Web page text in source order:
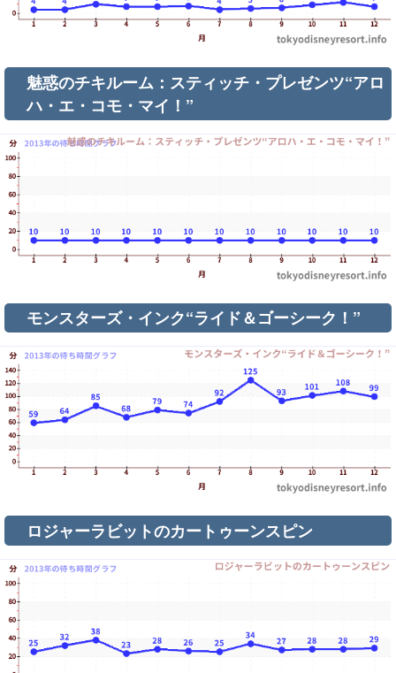
魅惑のチキルーム：スティッチ・プレゼンツ“アロ
ハ・エ・コモ・マイ！”
モンスターズ・インク“ライド＆ゴーシーク！”
ロジャーラビットのカートゥーンスピン